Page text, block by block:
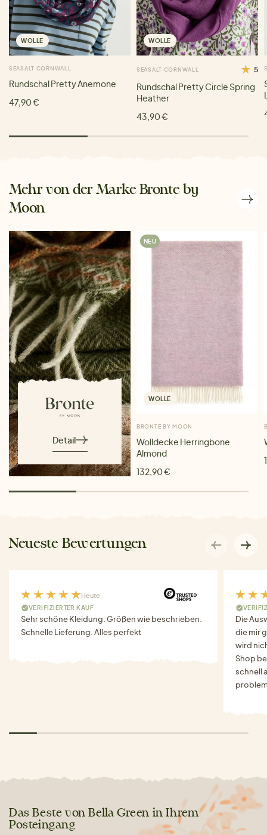
WOLLE
SEASALT CORNWALL
Rundschal Pretty Anemone
47,90 €
WOLLE
SEASALT CORNWALL 5
Rundschal Pretty Circle Spring
Heather
43,90 €
Mehr von der Marke Bronte by
Moon
Detail
NEU
WOLLE
BRONTE BY MOON
Wolldecke Herringbone
Almond
132,90 €
Neueste Bewertungen
Heute
VERIFIZIERTER KAUF
Sehr schöne Kleidung. Größen wie beschrieben.
Schnelle Lieferung. Alles perfekt
Die
die mir
wird
Shop
schnell
Das Beste von Bella Green in Ihrem
Posteingang